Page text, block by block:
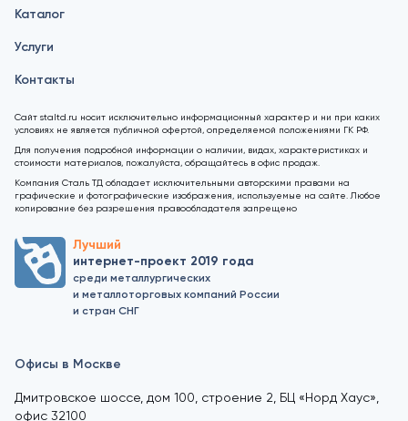
Каталог
Услуги
Контакты
Сайт staltd.ru носит исключительно информационный характер и ни при каких
условиях не является публичной офертой, определяемой положениями ГК РФ.
Для получения подробной информации о наличии, видах, характеристиках и
стоимости материалов, пожалуйста, обращайтесь в офис продаж.
Компания Сталь ТД обладает исключительными авторскими правами на
графические и фотографические изображения, используемые на сайте. Любое
копирование без разрешения правообладателя запрещено
Лучший
интернет-проект 2019 года
среди металлургических
и металлоторговых компаний России
и стран СНГ
Офисы в Москве
Дмитровское шоссе, дом 100, строение 2, БЦ «Норд Хаус»,
офис 32100